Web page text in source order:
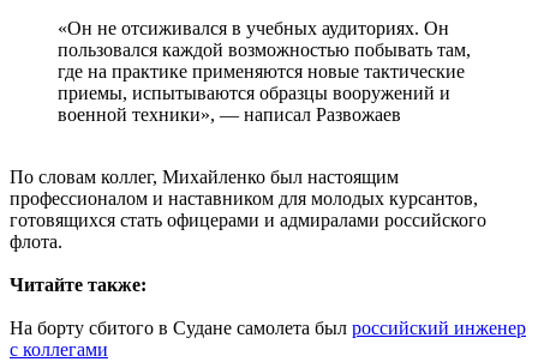
«Он не отсиживался в учебных аудиториях. Он
пользовался каждой возможностью побывать там,
где на практике применяются новые тактические
приемы, испытываются образцы вооружений и
военной техники», — написал Развожаев
По словам коллег, Михайленко был настоящим
профессионалом и наставником для молодых курсантов,
готовящихся стать офицерами и адмиралами российского
флота.
Читайте также:
На борту сбитого в Судане самолета был российский инженер
с коллегами